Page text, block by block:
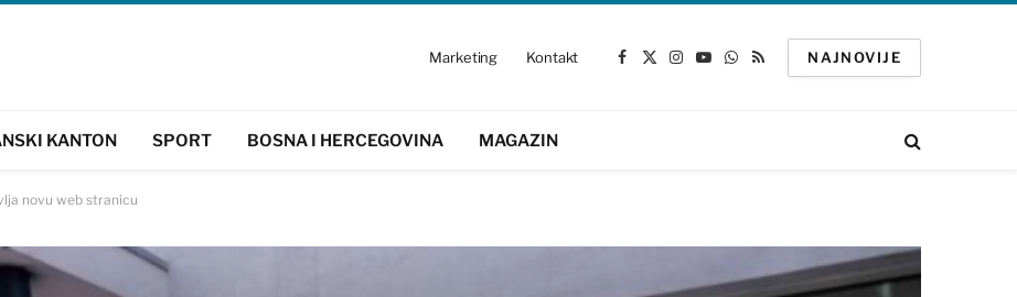
Marketing Kontakt
Facebook
X
Instagram
YouTube
WhatsApp
RSS
NAJNOVIJE
KANTON SPORT BOSNA I HERCEGOVINA MAGAZIN
novu web stranicu